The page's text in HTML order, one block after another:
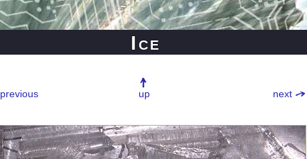
Ice
previous next
up